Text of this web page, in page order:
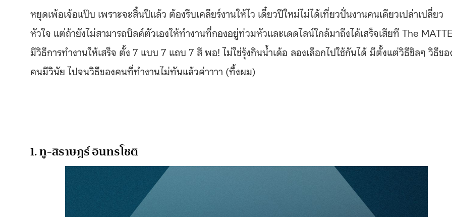
หยุดเพ้อเจ้อแป๊บ เพราะจะสิ้นปีแล้ว ต้องรีบเคลียร์งานให้ไว เดี๋ยวปีใหม่ไม่ได้เที่ยวปั่นงานคนเดียวเปล่าเปลี่ยว
หัวใจ แต่ถ้ายังไม่สามารถบิลด์ตัวเองให้ทำงานที่กองอยู่ท่วมหัวและเดดไลน์ใกล้มาถึงได้เสร็จเสียที The
มีวิธีการทำงานให้เสร็จ ตั้ง 7 แบบ 7 แถบ 7 สี พอ! ไม่ใช่รุ้งกินน้ำเด้อ ลองเลือกไปใช้กันได้ มีตั้งแต่วิธีชิลๆ วิธีขอ
คนมีวินัย ไปจนวิธีของคนที่ทำงานไม่ทันแล้วค่าาาา (ทึ้งผม)
1. ทู-สิราษฎร์ อินทรโชติ